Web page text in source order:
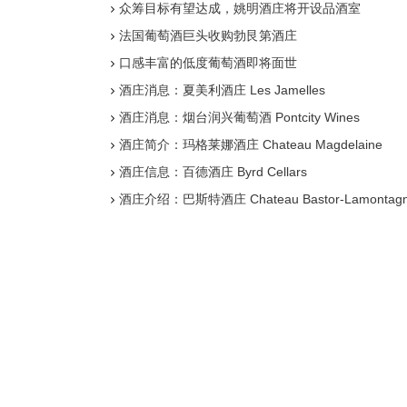
众筹目标有望达成，姚明酒庄将开设品酒室
法国葡萄酒巨头收购勃艮第酒庄
口感丰富的低度葡萄酒即将面世
酒庄消息：夏美利酒庄 Les Jamelles
酒庄消息：烟台润兴葡萄酒 Pontcity Wines
酒庄简介：玛格莱娜酒庄 Chateau Magdelaine
酒庄信息：百德酒庄 Byrd Cellars
酒庄介绍：巴斯特酒庄 Chateau Bastor-